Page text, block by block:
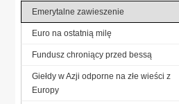
Emerytalne zawieszenie
Euro na ostatnią milę
Fundusz chroniący przed bessą
Giełdy w Azji odporne na złe wieści z
Europy